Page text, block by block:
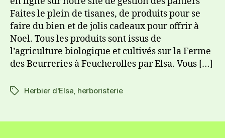
Faites le plein de tisanes, de produits pour se
faire du bien et de jolis cadeaux pour offrir à
Noel. Tous les produits sont issus de
l’agriculture biologique et cultivés sur la Ferme
des Beurreries à Feucherolles par Elsa. Vous […]
Herbier d'Elsa herboristerie